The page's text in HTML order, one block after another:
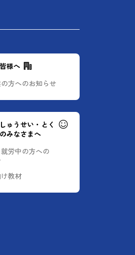
様へ
方へのお知らせ
ゅうせい・とく
みなさまへ
労中の方への
教材